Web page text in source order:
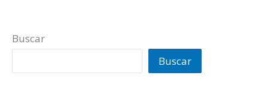
Buscar
Buscar